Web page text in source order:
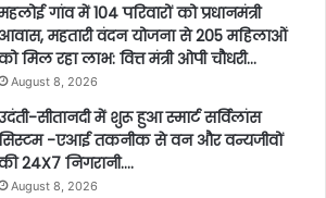
गांव में 104 परिवारों को प्रधानमंत्री
आवास, महतारी वंदन योजना से 205 महिलाओं
मिल रहा लाभ: वित्त मंत्री ओपी चौधरी…
August 8, 2026
सीतानदी में शुरू हुआ स्मार्ट सर्विलांस
-एआई तकनीक से वन और वन्यजीवों
24X7 निगरानी….
August 8, 2026